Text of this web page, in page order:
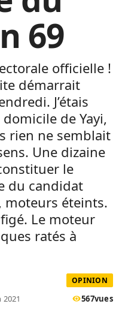
69
officielle !
démarrait
J’étais
de Yayi,
rien ne semblait
Une dizaine
le
du candidat
moteurs éteints.
Le moteur
ratés à
OPINION
2021 567vues